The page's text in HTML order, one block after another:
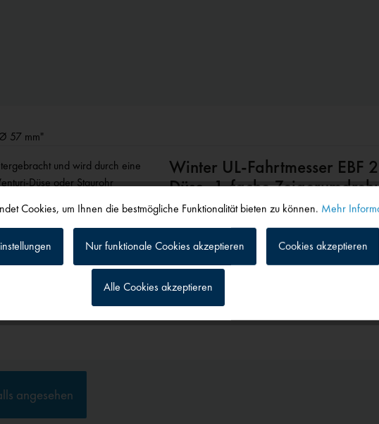
57 mm"
und wird durch eine
Düse oder Staurohr
510°. Die Abbildung zeigt
Winter UL-Fahrtmesser
Düse, 1-fache
Ø 57 mm"
angesehen
Inaktiv
Cookies, um Ihnen die bestmögliche Funktionalität bieten zu können. Mehr
Nur funktionale Cookies akzeptieren Cookies akzeptieren
Alle Cookies akzeptieren